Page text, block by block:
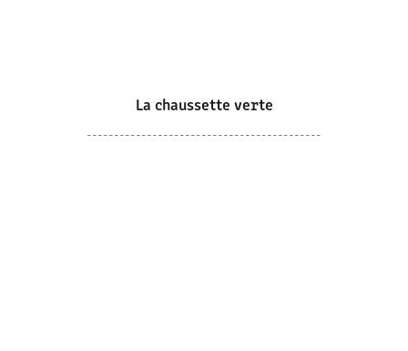
La chaussette verte
-------------------------------------------